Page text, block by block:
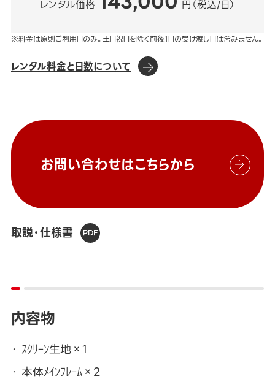
レンタル価格 円（税込/日）
※料金は原則ご利用日のみ。土日祝日を除く前後1日の受け渡し日は含みません。
レンタル料金と日数について
お問い合わせはこちらから
取説・仕様書
内容物
ｽｸﾘｰﾝ生地×1
本体ﾒｲﾝﾌﾚｰﾑ×2